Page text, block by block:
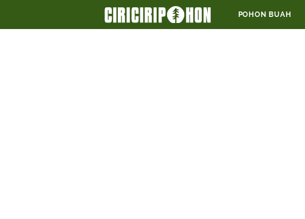
POHON BUAH